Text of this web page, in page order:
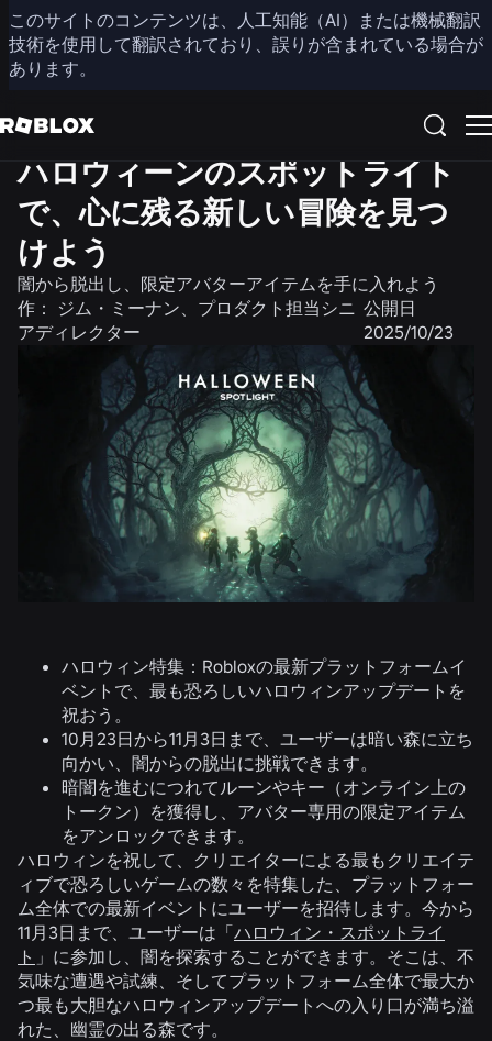
このサイトのコンテンツは、人工知能（AI）または機械翻訳
技術を使用して翻訳されており、誤りが含まれている場合が
あります。
共有
ハロウィーンのスポットライト
で、心に残る新しい冒険を見つ
けよう
闇から脱出し、限定アバターアイテムを手に入れよう
作：
ジム・ミーナン、プロダクト担当シニ
アディレクター
公開日
2025/10/23
ハロウィン特集：Robloxの最新プラットフォームイ
ベントで、最も恐ろしいハロウィンアップデートを
祝おう。
10月23日から11月3日まで、ユーザーは暗い森に立ち
向かい、闇からの脱出に挑戦できます。
暗闇を進むにつれてルーンやキー（オンライン上の
トークン）を獲得し、アバター専用の限定アイテム
をアンロックできます。
ハロウィンを祝して、クリエイターによる最もクリエイテ
ィブで恐ろしいゲームの数々を特集した、プラットフォー
ム全体での最新イベントにユーザーを招待します。今から
11月3日まで、ユーザーは「ハロウィン・スポットライ
ト 」に参加し、闇を探索することができます。そこは、不
気味な遭遇や試練、そしてプラットフォーム全体で最大か
つ最も大胆なハロウィンアップデートへの入り口が満ち溢
れた、幽霊の出る森です。